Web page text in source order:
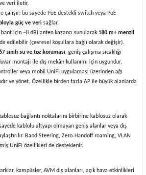
veri iletir.
çalışır; bu sayede PoE destekli switch veya PoE
güç ve veri sağlar.
bant için ~8 dBi anten kazancı sunularak 180 m+ menzil
edilebilir (çevresel koşullara bağlı olarak değişir).
sınıfı su ve toz koruması, geniş çalışma sıcaklığı
montajı ile dış mekân kullanımı için uygundur.
veya mobil UniFi uygulaması üzerinden ağı
ve yönet. Özellikle birden fazla AP ile büyük alanlarda
bağlantı noktalarını birbirine kablosuz olarak
kablolu altyapı olmayan geniş alanlar veya dış
Band Steering, Zero‑Handoff roaming, VLAN
UniFi özellikleri de desteklenir.
kampüsler, AVM dış alanları, açık hava etkinlikleri